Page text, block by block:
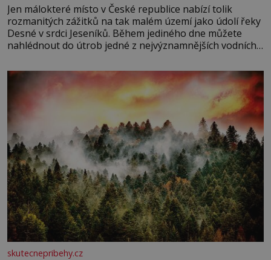
Jen málokteré místo v České republice nabízí tolik
rozmanitých zážitků na tak malém území jako údolí řeky
Desné v srdci Jeseníků. Během jediného dne můžete
nahlédnout do útrob jedné z nejvýznamnějších vodních
se na koloběžce a den zakončit poznáváním památek ve
Velkých Losinách nebo v termálním
skutecnepribehy.cz